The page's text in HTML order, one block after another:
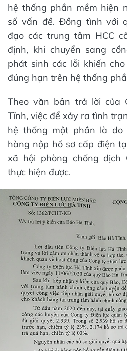
hệ thống phần mềm hiện
số vấn đề. Đồng tình với
đạo các trung tâm HCC
định, khi chuyển sang
phát sinh các lỗi khiến
đúng hạn trên hệ thống
Theo văn bản trả lời của
Tĩnh, việc để xảy ra tình
hệ thống một phần là do
hàng nộp hồ sơ cấp điện
xã hội phòng chống dịch
thực hiện được.